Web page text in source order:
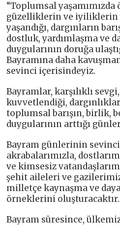
“Toplumsal
güzelliklerin ve iyiliklerin
yaşandığı, dargınların
dostluk, yardımlaşma ve
duygularının doruğa
Bayramına daha
sevinci içerisindeyiz.
Bayramlar, karşılıklı
kuvvetlendiği,
toplumsal barışın, birlik,
duygularının arttığı
Bayram günlerinin
akrabalarımızla,
ve kimsesiz
şehit aileleri ve
milletçe kaynaşma ve
örneklerini oluşturacaktır.
Bayram süresince,